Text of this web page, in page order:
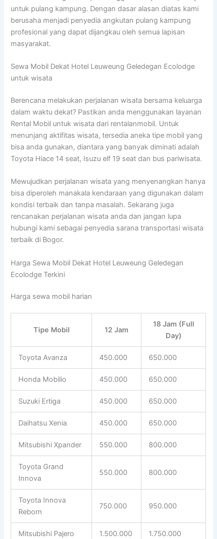
untuk pulang kampung. Dengan dasar alasan diatas kami
berusaha menjadi penyedia angkutan pulang kampung
profesional yang dapat dijangkau oleh semua lapisan
masyarakat.
Sewa Mobil Dekat Hotel Leuweung Geledegan Ecolodge
untuk wisata
Berencana melakukan perjalanan wisata bersama keluarga
dalam waktu dekat? Pastikan anda menggunakan layanan
Rental Mobil untuk wisata dari rentalanmobil. Untuk
menunjang aktifitas wisata, tersedia aneka tipe mobil yang
bisa anda gunakan, diantara yang banyak diminati adalah
Toyota Hiace 14 seat, Isuzu elf 19 seat dan bus pariwisata.
Mewujudkan perjalanan wisata yang menyenangkan hanya
bisa diperoleh manakala kendaraan yang digunakan dalam
kondisi terbaik dan tanpa masalah. Sekarang juga
rencanakan perjalanan wisata anda dan jangan lupa
hubungi kami sebagai penyedia sarana transportasi wisata
terbaik di Bogor.
Harga Sewa Mobil Dekat Hotel Leuweung Geledegan
Ecolodge Terkini
Harga sewa mobil harian
Tipe Mobil 12 Jam
18 Jam (Full
Day)
Toyota Avanza 450.000 650.000
Honda Mobilio 450.000 650.000
Suzuki Ertiga 450.000 650.000
Daihatsu Xenia 450.000 650.000
Mitsubishi Xpander 550.000 800.000
Toyota Grand
Innova
550.000 800.000
Toyota Innova
Reborn
750.000 950.000
Mitsubishi Pajero 1.500.000 1.750.000